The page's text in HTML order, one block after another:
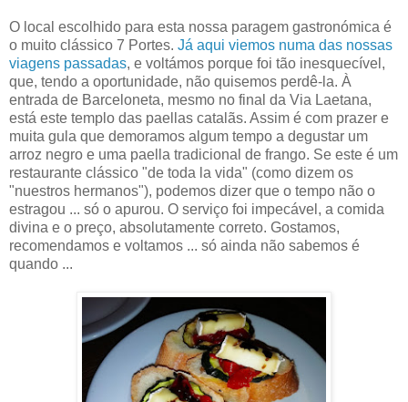
O local escolhido para esta nossa paragem gastronómica é
o muito clássico 7 Portes. Já aqui viemos numa das nossas
viagens passadas, e voltámos porque foi tão inesquecível,
que, tendo a oportunidade, não quisemos perdê-la. À
entrada de Barceloneta, mesmo no final da Via Laetana,
está este templo das paellas catalãs. Assim é com prazer e
muita gula que demoramos algum tempo a degustar um
arroz negro e uma paella tradicional de frango. Se este é um
restaurante clássico "de toda la vida" (como dizem os
"nuestros hermanos"), podemos dizer que o tempo não o
estragou ... só o apurou. O serviço foi impecável, a comida
divina e o preço, absolutamente correto. Gostamos,
recomendamos e voltamos ... só ainda não sabemos é
quando ...